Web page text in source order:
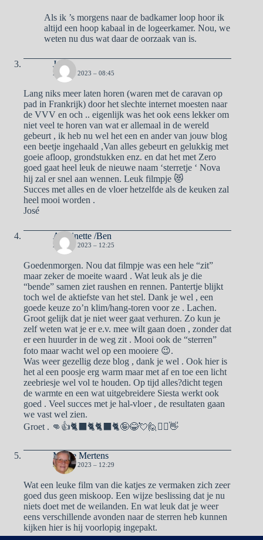
Als ik ’s morgens naar de badkamer loop hoor ik
altijd een hoop kabaal in de logeerkamer. Nou, we
weten nu dus wat daar de oorzaak van is.
José
28 JUNI 2023 – 08:45
Lang niks meer laten horen (waren met de caravan op
pad in Frankrijk) door het slechte internet moesten naar
de VVV en och .. eigenlijk was het ook eens lekker om
niet veel te horen van wat er allemaal in de wereld
gebeurt , ik heb nu wel het een en ander van jouw blog
een beetje ingehaald ,Van alles gebeurt en gelukkig met
goeie afloop, grondstukken enz. en dat het met Zero
goed gaat heel leuk de nieuwe naam ‘sterretje ‘ Nova
hij zal er snel aan wennen. Leuk filmpje 😻
Succes met alles en de vloer hetzelfde als de keuken zal
heel mooi worden .
José
Antoinette /Ben
28 JUNI 2023 – 12:25
Goedenmorgen. Nou dat filmpje was een hele “zit”
maar zeker de moeite waard . Wat leuk als je die
“bende” samen ziet raushen en rennen. Pantertje blijkt
toch wel de aktiefste van het stel. Dank je wel , een
goede keuze zo’n klim/hang-toren voor ze . Lachen.
Groot gelijk dat je niet weer gaat verhuren. Zo kun je
zelf weten wat je er e.v. mee wilt gaan doen , zonder dat
er een huurder in de weg zit . Mooi ook de “sterren”
foto maar wacht wel op een mooiere 😉.
Was weer gezellig deze blog , dank je wel . Ook hier is
het al een poosje erg warm maar met af en toe een licht
zeebriesje wel vol te houden. Op tijd alles?dicht tegen
de warmte en een wat uitgebreidere Siesta werkt ook
goed . Veel succes met je hal-vloer , de resultaten gaan
we vast wel zien.
Groet . 👊👍🐈‍⬛🐈🐈‍⬛🐈🤪😂💘🙋🙋‍♀️👋
Mieke Mertens
30 JUNI 2023 – 12:29
Wat een leuke film van die katjes ze vermaken zich zeer
goed dus geen miskoop. Een wijze beslissing dat je nu
niets doet met de weilanden. En wat leuk dat je weer
eens verschillende avonden naar de sterren heb kunnen
kijken hier is hij voorlopig ingepakt.